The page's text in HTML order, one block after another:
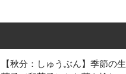
【秋分：しゅうぶん】季節の生